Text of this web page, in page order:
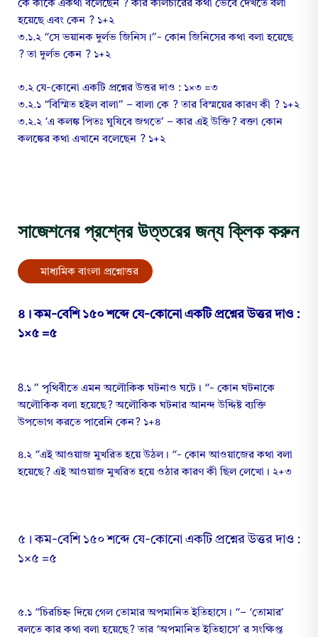
কে কাকে একথা বলেছেন ? কার কালচারের কথা ভেবে দেখতে বলা
হয়েছে এবং কেন ? ১+২
৩.১.২ “সে ভয়ানক দুর্লভ জিনিস।”- কোন জিনিসের কথা বলা হয়েছে
? তা দুর্লভ কেন ? ১+২
৩.২ যে-কোনো একটি প্রশ্নের উত্তর দাও : ১×৩ =৩
৩.২.১ “বিস্মিত হইল বালা” – বালা কে ? তার বিস্ময়ের কারণ কী ? ১+২
৩.২.২ ‘এ কলঙ্ক পিতঃ ঘুষিবে জগতে’ – কার এই উক্তি? বক্তা কোন
কলঙ্কের কথা এখানে বলেছেন ? ১+২
সাজেশনের প্রশ্নের উত্তরের জন্য ক্লিক করুন
মাধ্যমিক বাংলা প্রশ্নোত্তর
৪। কম-বেশি ১৫০ শব্দে যে-কোনো একটি প্রশ্নের উত্তর দাও :
১×৫ =৫
8.১ ” পৃথিবীতে এমন অলৌকিক ঘটনাও ঘটে। “- কোন ঘটনাকে
অলৌকিক বলা হয়েছে? অলৌকিক ঘটনার আনন্দ উদ্দিষ্ট ব্যক্তি
উপভোগ করতে পারেনি কেন? ১+৪
৪.২ “এই আওয়াজ মুখরিত হয়ে উঠল। “- কোন আওয়াজের কথা বলা
হয়েছে? এই আওয়াজ মুখরিত হয়ে ওঠার কারণ কী ছিল লেখো। ২+৩
৫। কম-বেশি ১৫০ শব্দে যে-কোনো একটি প্রশ্নের উত্তর দাও :
১×৫ =৫
৫.১ “চিরচিহ্ন দিয়ে গেল তোমার অপমানিত ইতিহাসে। “– ‘তোমার’
বলতে কার কথা বলা হয়েছে? তার ‘অপমানিত ইতিহাসে’ র সংক্ষিপ্ত